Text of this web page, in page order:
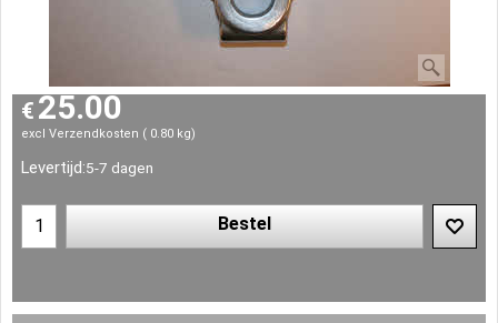
€25.00
excl Verzendkosten 0.80 kg
Levertijd:5-7 dagen
Bestel